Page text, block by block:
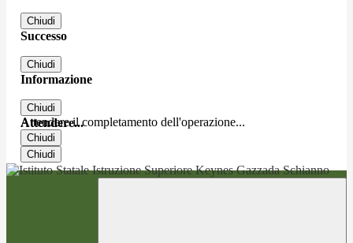
Chiudi
Successo
Chiudi
Informazione
Chiudi
Attendere...
Attendere il completamento dell'operazione...
Chiudi
Chiudi